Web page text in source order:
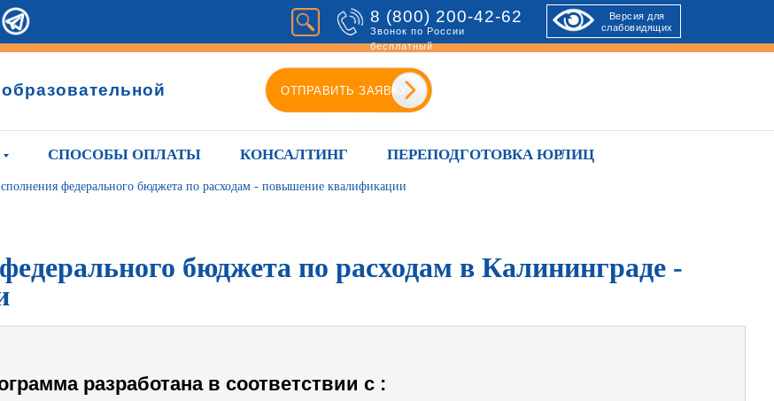
8 (800) 200-42-62
Звонок по России
бесплатный
ОТПРАВИТЬ ЗАЯВКУ
Версия для
слабовидящих
СПОСОБЫ ОПЛАТЫ КОНСАЛТИНГ
ПЕРЕПОДГОТОВКА ЮРЛИЦ
федерального бюджета по расходам - повышение квалификации
бюджета по расходам в Калининграде -
разработана в соответствии с :